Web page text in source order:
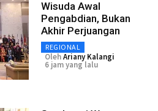
Wisuda Awal
Pengabdian, Bukan
Akhir Perjuangan
REGIONAL
OlehAriany Kalangi
6 jam yang lalu